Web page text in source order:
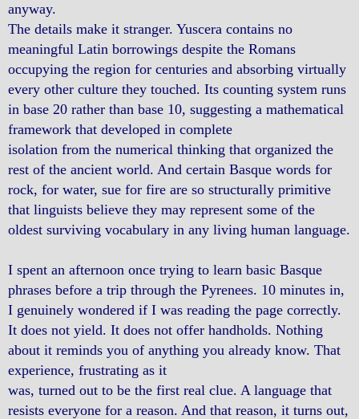
anyway.
The details make it stranger. Yuscera contains no
meaningful Latin borrowings despite the Romans
occupying the region for centuries and absorbing virtually
every other culture they touched. Its counting system runs
in base 20 rather than base 10, suggesting a mathematical
framework that developed in complete
isolation from the numerical thinking that organized the
rest of the ancient world. And certain Basque words for
rock, for water, sue for fire are so structurally primitive
that linguists believe they may represent some of the
oldest surviving vocabulary in any living human language.
I spent an afternoon once trying to learn basic Basque
phrases before a trip through the Pyrenees. 10 minutes in,
I genuinely wondered if I was reading the page correctly.
It does not yield. It does not offer handholds. Nothing
about it reminds you of anything you already know. That
experience, frustrating as it
was, turned out to be the first real clue. A language that
resists everyone for a reason. And that reason, it turns out,